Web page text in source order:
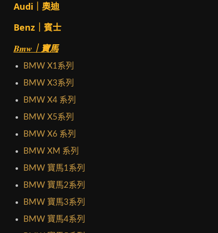
Audi｜奧迪
Benz｜賓士
Bmw｜寶馬
BMW X1系列
BMW X3系列
BMW X4 系列
BMW X5系列
BMW X6 系列
BMW XM 系列
BMW 寶馬1系列
BMW 寶馬2系列
BMW 寶馬3系列
BMW 寶馬4系列